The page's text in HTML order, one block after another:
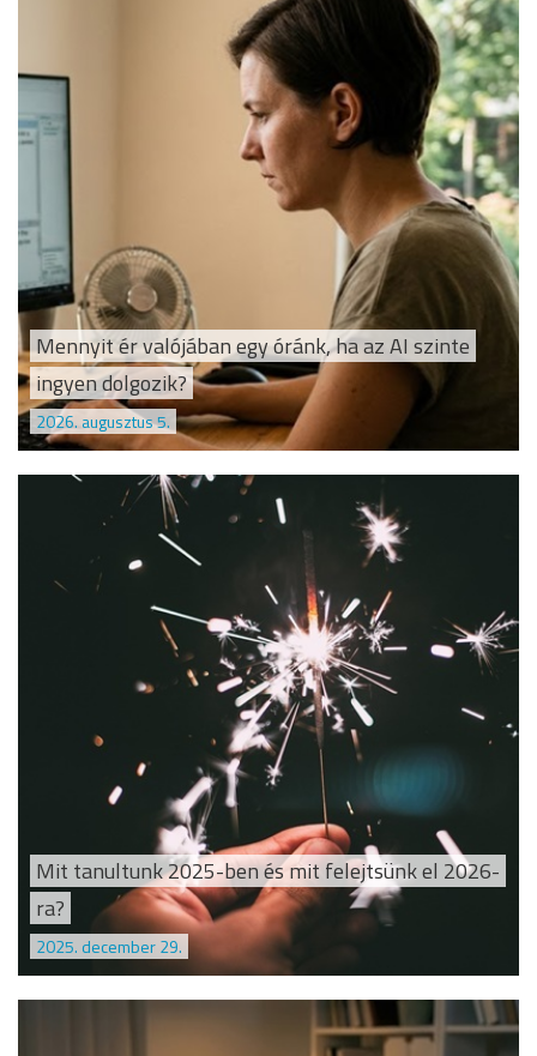
Mennyit ér valójában egy óránk, ha az AI szinte
ingyen dolgozik?
2026. augusztus 5.
Mit tanultunk 2025-ben és mit felejtsünk el 2026-
ra?
2025. december 29.